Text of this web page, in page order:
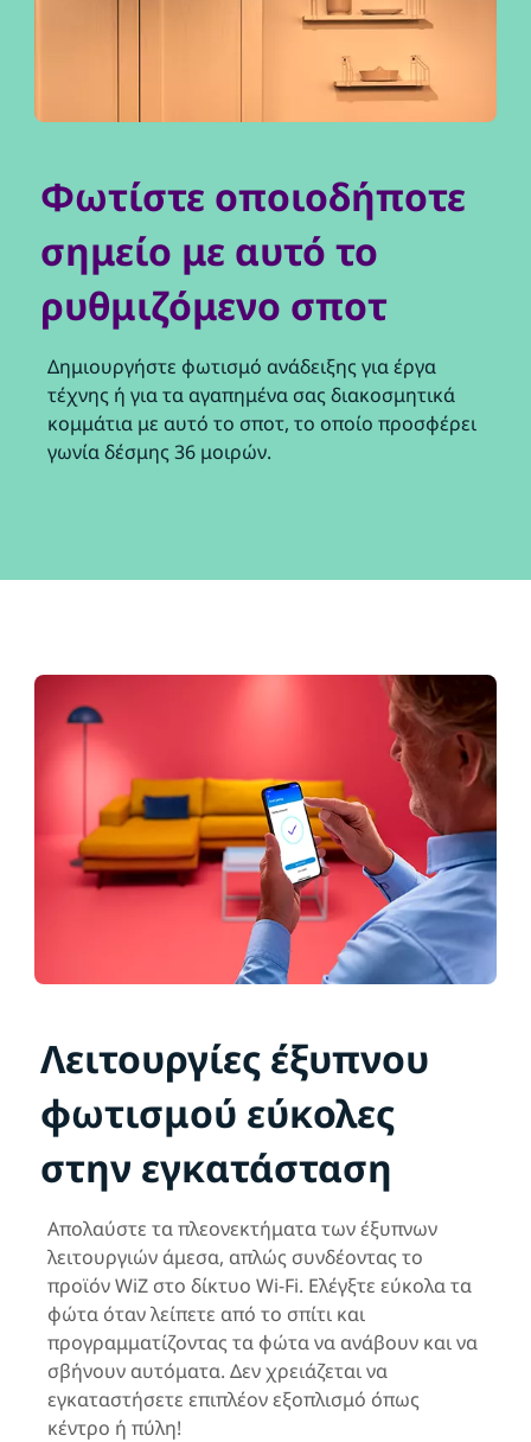
Φωτίστε οποιοδήποτε
σημείο με αυτό το
ρυθμιζόμενο σποτ
Δημιουργήστε φωτισμό ανάδειξης για έργα
τέχνης ή για τα αγαπημένα σας διακοσμητικά
κομμάτια με αυτό το σποτ, το οποίο προσφέρει
γωνία δέσμης 36 μοιρών.
Λειτουργίες έξυπνου
φωτισμού εύκολες
στην εγκατάσταση
Απολαύστε τα πλεονεκτήματα των έξυπνων
λειτουργιών άμεσα, απλώς συνδέοντας το
προϊόν WiZ στο δίκτυο Wi-Fi. Ελέγξτε εύκολα τα
φώτα όταν λείπετε από το σπίτι και
προγραμματίζοντας τα φώτα να ανάβουν και να
σβήνουν αυτόματα. Δεν χρειάζεται να
εγκαταστήσετε επιπλέον εξοπλισμό όπως
κέντρο ή πύλη!